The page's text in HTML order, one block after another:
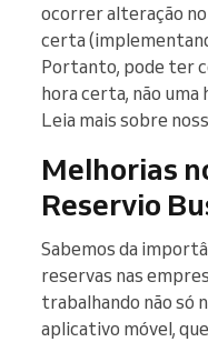
ocorrer alteração
certa
Portanto, pode ter
hora certa, não uma
Leia mais sobre
Melhorias
Reservio
Sabemos da
reservas nas
trabalhando não só
aplicativo móvel,